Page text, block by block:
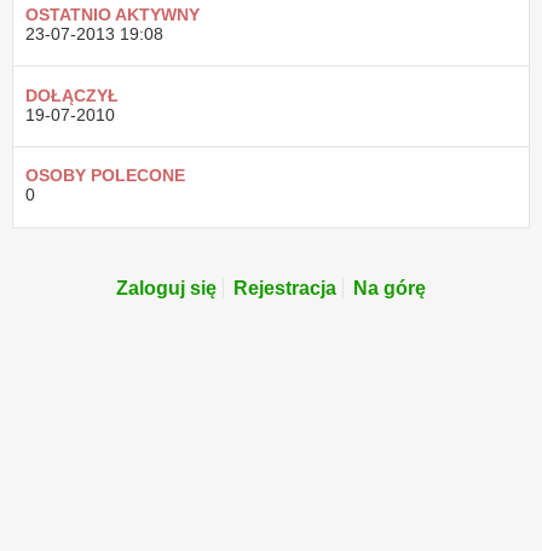
OSTATNIO AKTYWNY
23-07-2013 19:08
DOŁĄCZYŁ
19-07-2010
OSOBY POLECONE
0
Zaloguj się Rejestracja Na górę